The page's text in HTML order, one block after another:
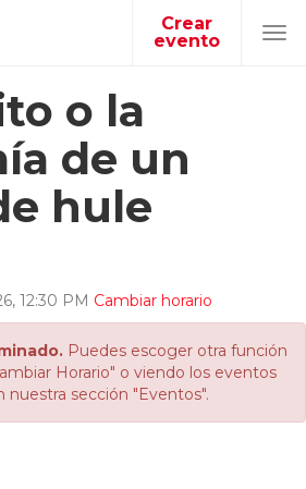
Crear
evento
o la
de un
hule
, 12:30 PM Cambiar horario
Puedes escoger otra función
Horario" o viendo los eventos
nuestra sección "Eventos".